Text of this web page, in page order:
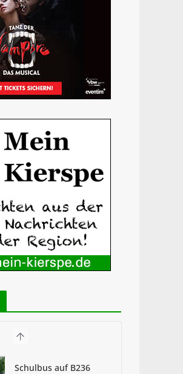
Schulbus auf B236